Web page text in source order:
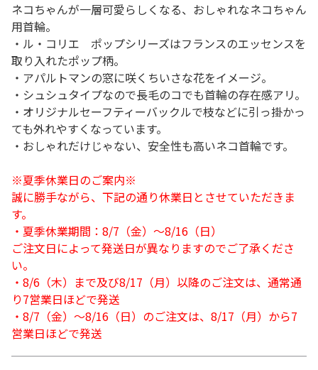
ネコちゃんが一層可愛らしくなる、おしゃれなネコちゃん
用首輪。
・ル・コリエ ポップシリーズはフランスのエッセンスを
取り入れたポップ柄。
・アパルトマンの窓に咲くちいさな花をイメージ。
・シュシュタイプなので長毛のコでも首輪の存在感アリ。
・オリジナルセーフティーバックルで枝などに引っ掛かっ
ても外れやすくなっています。
・おしゃれだけじゃない、安全性も高いネコ首輪です。
※夏季休業日のご案内※
誠に勝手ながら、下記の通り休業日とさせていただきま
す。
・夏季休業期間：8/7（金）～8/16（日）
ご注文日によって発送日が異なりますのでご了承くださ
い。
・8/6（木）まで及び8/17（月）以降のご注文は、通常通
り7営業日ほどで発送
・8/7（金）～8/16（日）のご注文は、8/17（月）から7
営業日ほどで発送